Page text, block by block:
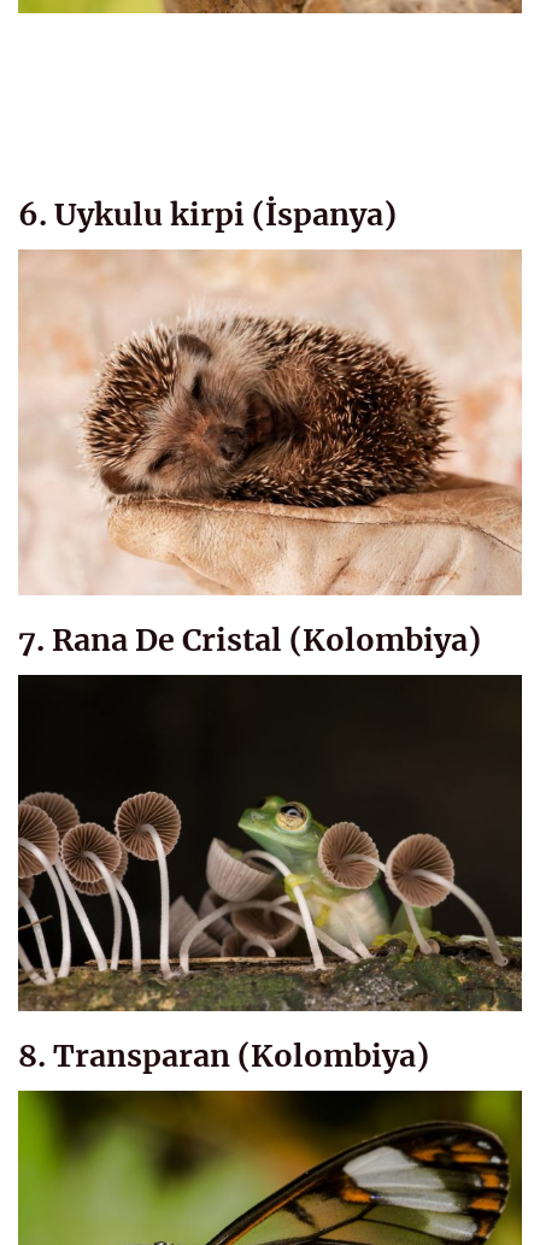
6. Uykulu kirpi (İspanya)
7. Rana De Cristal (Kolombiya)
8. Transparan (Kolombiya)